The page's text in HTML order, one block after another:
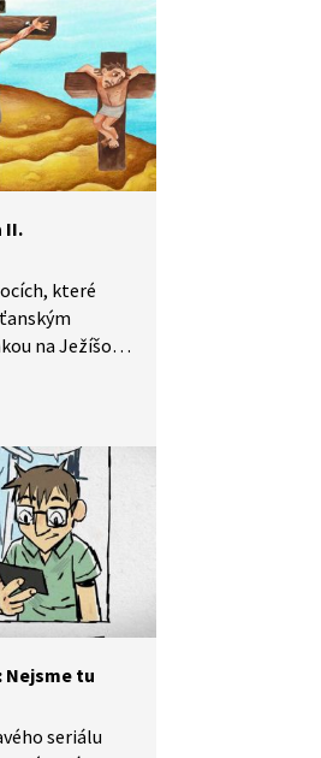
II.
které
na Ježíšovu
vzkříšení
křesťany.
Nejsme tu
seriálu